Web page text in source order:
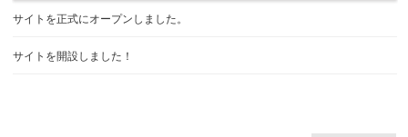
サイトを正式にオープンしました。
サイトを開設しました！